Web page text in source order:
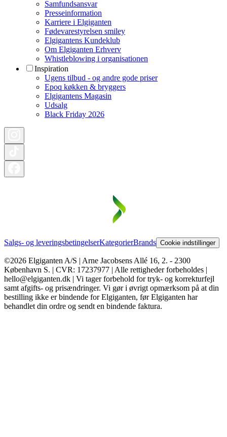
Samfundsansvar
Presseinformation
Karriere i Elgiganten
Fødevarestyrelsen smiley
Elgigantens Kundeklub
Om Elgiganten Erhverv
Whistleblowing i organisationen
Inspiration
Ugens tilbud - og andre gode priser
Epoq køkken & bryggers
Elgigantens Magasin
Udsalg
Black Friday 2026
Salgs- og leveringsbetingelserKategorierBrands Cookie indstillinger
©2026 Elgiganten A/S | Arne Jacobsens Allé 16, 2. - 2300
København S. | CVR: 17237977 | Alle rettigheder forbeholdes |
hello@elgiganten.dk | Vi tager forbehold for tryk- og korrekturfejl
samt afgifts- og prisændringer. Vi gør i øvrigt opmærksom på at din
bestilling ikke er bindende for Elgiganten, før Elgiganten har
behandlet din ordre og sendt en bindende faktura.